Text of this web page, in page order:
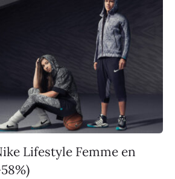
Lifestyle Femme en